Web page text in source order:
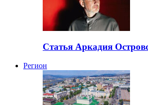
Статья Аркадия
Регион